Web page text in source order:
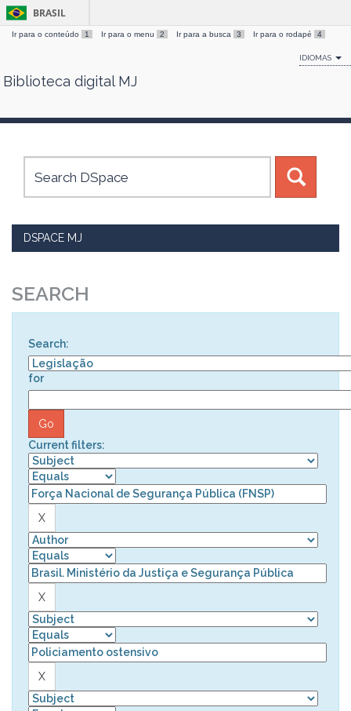
Skip
BRASIL
Ir para o conteúdo 1 Ir para o menu 2 Ir para a busca 3 Ir para o rodapé 4
IDIOMAS
Biblioteca digital MJ
DSPACE MJ
SEARCH
Search:
for
Current filters: